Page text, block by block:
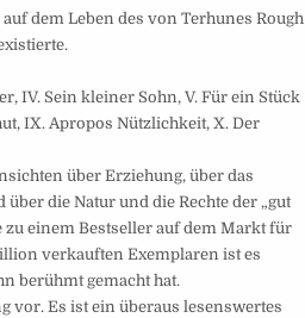
dem Leben des von Terhunes Rough
IV. Sein kleiner Sohn, V. Für ein Stück
IX. Apropos Nützlichkeit, X. Der
über Erziehung, über das
die Natur und die Rechte der „gut
einem Bestseller auf dem Markt für
verkauften Exemplaren ist es
berühmt gemacht hat.
vor. Es ist ein überaus lesenswertes